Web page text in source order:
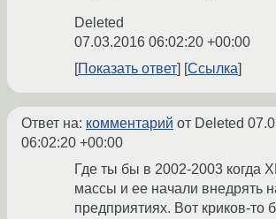
Deleted
07.03.2016 06:02:20 +00:00
Показать ответ
Ссылка
Ответ на: комментарий от Deleted
06:02:20 +00:00
Где ты бы в 2002-2003 когда
массы и ее начали внедрять
предприятиях. Вот криков-то